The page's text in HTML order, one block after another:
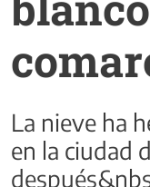
La nieve ha
en la ciudad